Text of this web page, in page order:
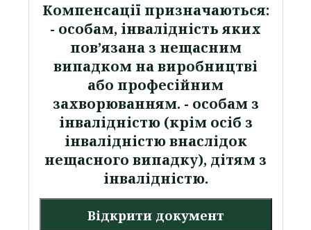
Компенсації призначаються:
- особам, інвалідність яких
пов’язана з нещасним
випадком на виробництві
або професійним
захворюванням. - особам з
інвалідністю (крім осіб з
інвалідністю внаслідок
нещасного випадку), дітям з
інвалідністю.
Відкрити документ